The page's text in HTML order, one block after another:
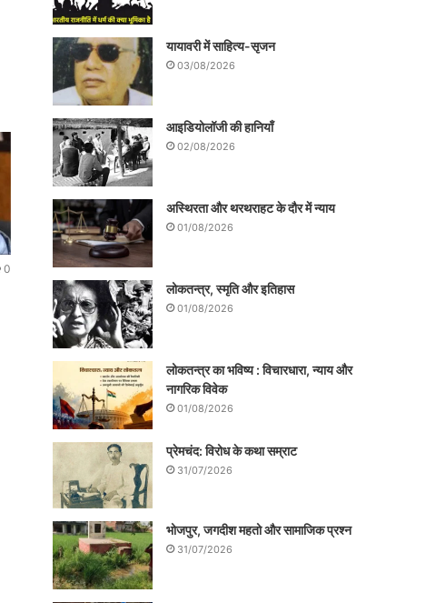
0
यायावरी में साहित्य-सृजन
03/08/2026
आइडियोलॉजी की हानियाँ
02/08/2026
अस्थिरता और थरथराहट के दौर में न्याय
01/08/2026
लोकतन्त्र, स्मृति और इतिहास
01/08/2026
लोकतन्त्र का भविष्य : विचारधारा, न्याय और
नागरिक विवेक
01/08/2026
प्रेमचंद: विरोध के कथा सम्राट
31/07/2026
भोजपुर, जगदीश महतो और सामाजिक प्रश्न
31/07/2026